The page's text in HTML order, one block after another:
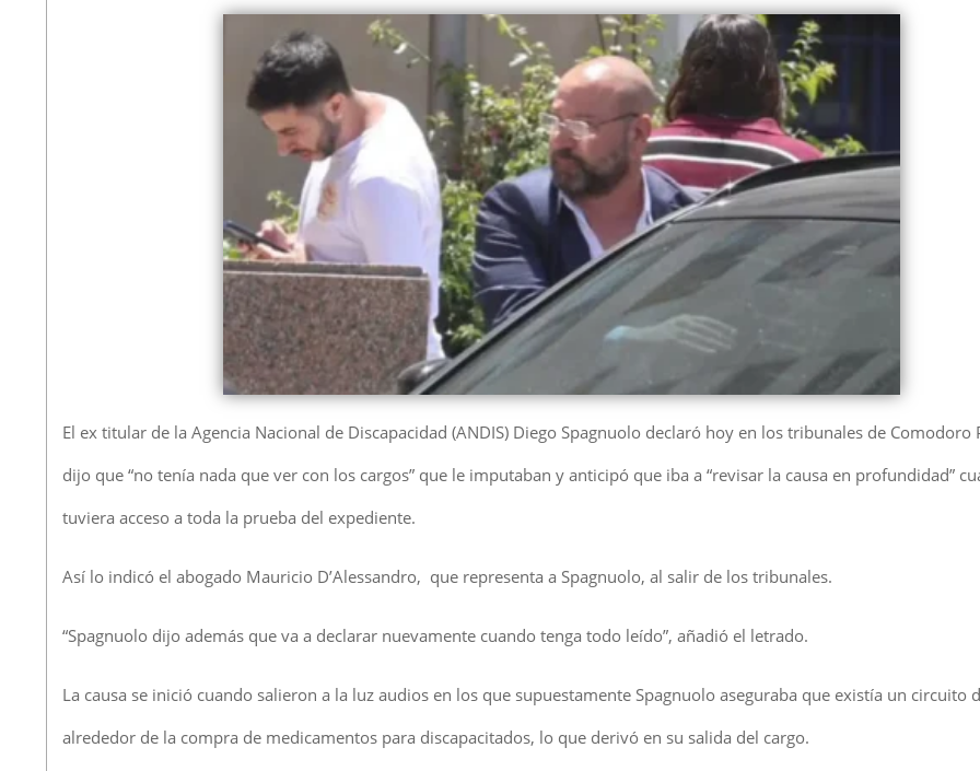
El ex titular de la Agencia Nacional de Discapacidad (ANDIS) Diego Spagnuolo declaró hoy en los tribunales de Comodoro
dijo que “no tenía nada que ver con los cargos” que le imputaban y anticipó que iba a “revisar la causa en profundidad”
tuviera acceso a toda la prueba del expediente.
Así lo indicó el abogado Mauricio D’Alessandro, que representa a Spagnuolo, al salir de los tribunales.
“Spagnuolo dijo además que va a declarar nuevamente cuando tenga todo leído”, añadió el letrado.
La causa se inició cuando salieron a la luz audios en los que supuestamente Spagnuolo aseguraba que existía un circuito
alrededor de la compra de medicamentos para discapacitados, lo que derivó en su salida del cargo.